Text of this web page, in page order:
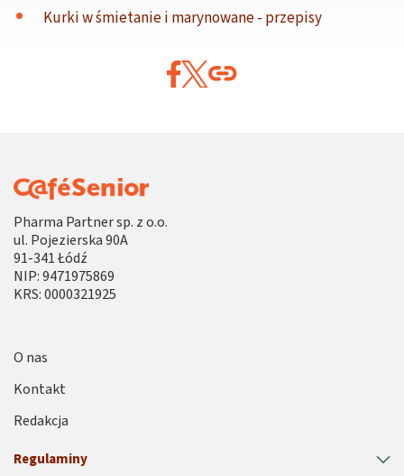
Kurki w śmietanie i marynowane - przepisy
Pharma Partner sp. z o.o.
ul. Pojezierska 90A
91-341 Łódź
NIP: 9471975869
KRS: 0000321925
Regulaminy
O nas
Kontakt
Redakcja